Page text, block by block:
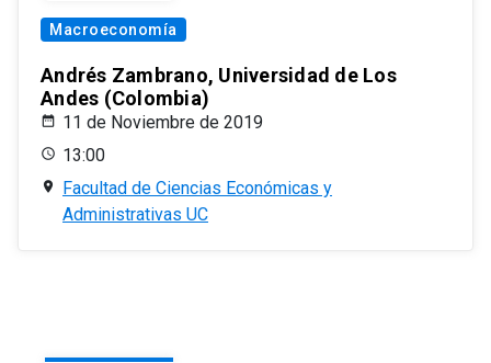
Macroeconomía
Andrés Zambrano, Universidad de Los
Andes (Colombia)
11 de Noviembre de 2019
13:00
Facultad de Ciencias Económicas y
Administrativas UC